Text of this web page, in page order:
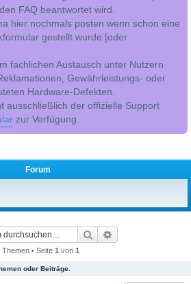
FAQ beantwortet wird.
hier nochmals posten wenn schon eine
gestellt wurde [oder
fachlichen Austausch unter Nutzern
Gewährleistungs- oder
Hardware-Defekten.
ausschließlich der offizielle Support
zur Verfügung.
Forum
Suche
Themen • Seite 1 von 1
oder Beiträge.